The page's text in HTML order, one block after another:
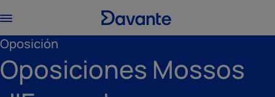
Oposición
Oposiciones Mossos